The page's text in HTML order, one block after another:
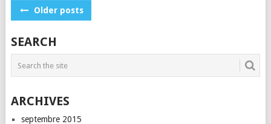
POSTS
Older posts
SEARCH
ARCHIVES
septembre 2015